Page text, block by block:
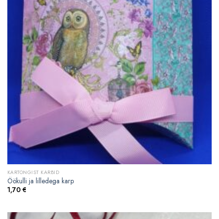
KARTONGIST KARBID
Öökulli ja lilledega karp
1,70 €